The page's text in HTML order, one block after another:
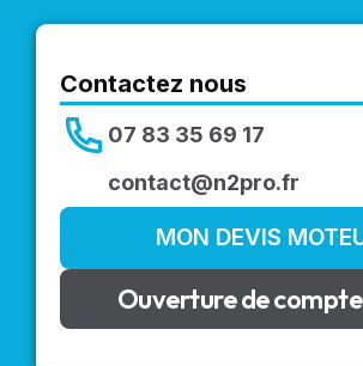
Contactez nous
07 83 35 69 17
contact@n2pro.fr
MON DEVIS
Ouverture de